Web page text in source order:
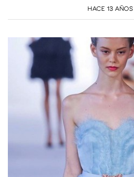
HACE 13 AÑOS